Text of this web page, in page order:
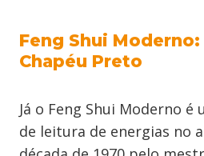
Feng Shui
Chapéu Preto
Já o Feng Shui Moderno
de leitura de energias no